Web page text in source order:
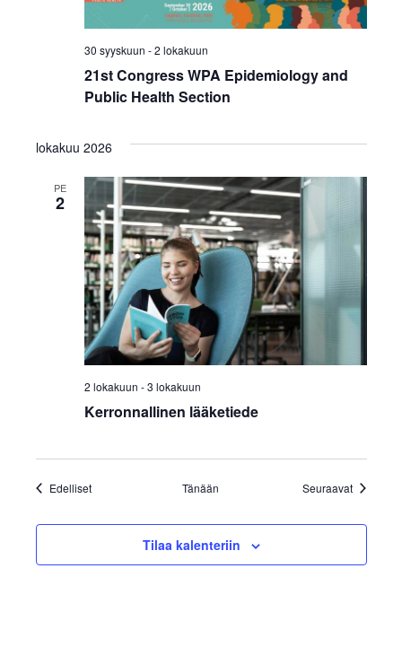
21st Congress WPA Epidemiology and
Public Health Section
30 syyskuun -2 lokakuun
lokakuu 2026
PE
2
Kerronnallinen lääketiede
2 lokakuun -3 lokakuun
EdellisetTapahtumat Tänään Seuraavat
Tilaa kalenteriin